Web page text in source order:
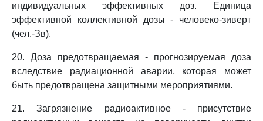
индивидуальных эффективных доз. Единица
эффективной коллективной дозы - человеко-зиверт
(чел.-Зв).
20. Доза предотвращаемая - прогнозируемая доза
вследствие радиационной аварии, которая может
быть предотвращена защитными мероприятиями.
21. Загрязнение радиоактивное - присутствие